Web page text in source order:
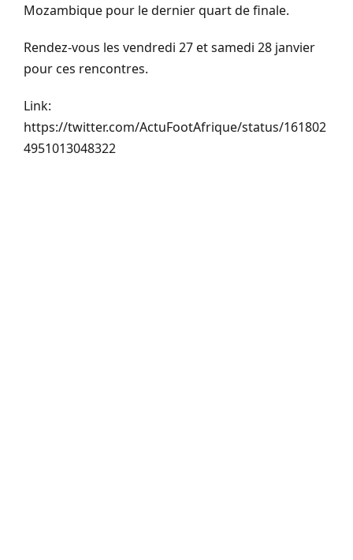
Mozambique pour le dernier quart de finale.
Rendez-vous les vendredi 27 et samedi 28 janvier
pour ces rencontres.
Link:
https://twitter.com/ActuFootAfrique/status/161802
4951013048322